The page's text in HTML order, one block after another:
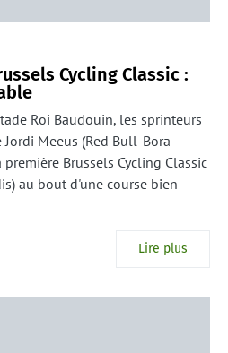
Cycling Classic :
Roi Baudouin, les sprinteurs
Meeus (Red Bull-Bora-
Brussels Cycling Classic
au bout d'une course bien
Lire plus